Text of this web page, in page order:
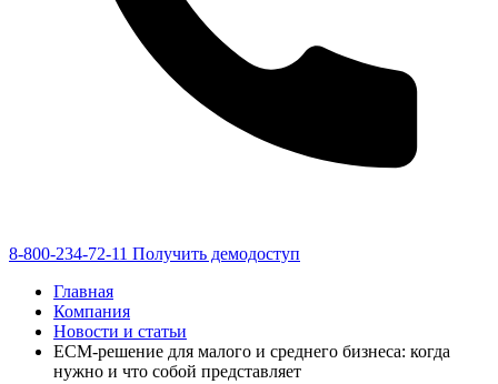
8-800-234-72-11 Получить демодоступ
Главная
Компания
Новости и статьи
ECM-решение для малого и среднего бизнеса: когда
нужно и что собой представляет